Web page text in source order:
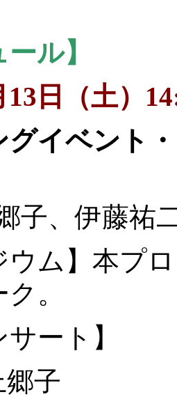
ル】
13日（土）
グイベント
子、伊藤祐
ウム】本プ
。
ート】
子